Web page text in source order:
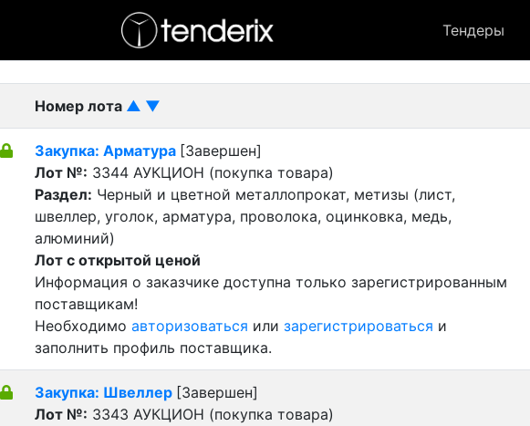
Тендеры
- Завершенный лот
Номер лота ▲ ▼
Закупка: Арматура [Завершен]
Лот №: 3344 АУКЦИОН (покупка товара)
Раздел: Черный и цветной металлопрокат, метизы (лист,
швеллер, уголок, арматура, проволока, оцинковка, медь,
алюминий)
Лот с открытой ценой
Информация о заказчике доступна только зарегистрированным
поставщикам!
Необходимо авторизоваться или зарегистрироваться и
заполнить профиль поставщика.
Закупка: Швеллер [Завершен]
Лот №: 3343 АУКЦИОН (покупка товара)